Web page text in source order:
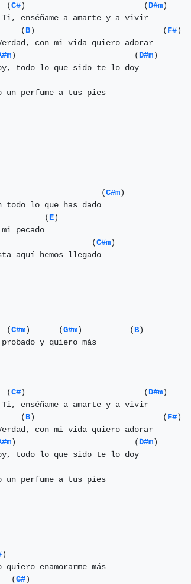
(C#)                         (D#m)
(B)                           (F#)
con mi vida quiero adorar
)                         (D#m)
todo lo que sido te lo doy
un perfume a tus pies
(C#m)
todo lo que has dado
(E)
pecado
(C#m)
aquí hemos llegado
(C#m)      (G#m)          (B)
(C#)                         (D#m)
(B)                           (F#)
con mi vida quiero adorar
)                         (D#m)
todo lo que sido te lo doy
un perfume a tus pies
)
(G#)